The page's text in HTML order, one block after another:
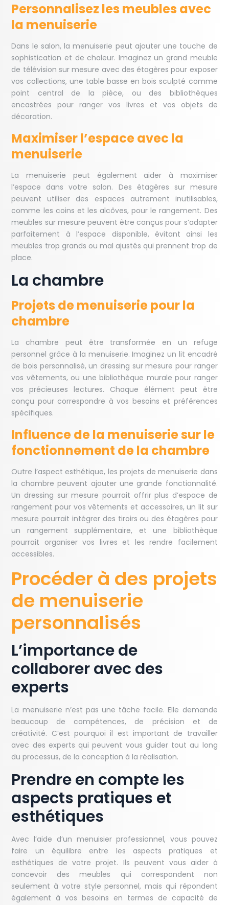
Personnalisez les meubles avec
la menuiserie
Dans le salon, la menuiserie peut ajouter une touche de
sophistication et de chaleur. Imaginez un grand meuble
de télévision sur mesure avec des étagères pour exposer
vos collections, une table basse en bois sculpté comme
point central de la pièce, ou des bibliothèques
encastrées pour ranger vos livres et vos objets de
décoration.
Maximiser l’espace avec la
menuiserie
La menuiserie peut également aider à maximiser
l’espace dans votre salon. Des étagères sur mesure
peuvent utiliser des espaces autrement inutilisables,
comme les coins et les alcôves, pour le rangement. Des
meubles sur mesure peuvent être conçus pour s’adapter
parfaitement à l’espace disponible, évitant ainsi les
meubles trop grands ou mal ajustés qui prennent trop de
place.
La chambre
Projets de menuiserie pour la
chambre
La chambre peut être transformée en un refuge
personnel grâce à la menuiserie. Imaginez un lit encadré
de bois personnalisé, un dressing sur mesure pour ranger
vos vêtements, ou une bibliothèque murale pour ranger
vos précieuses lectures. Chaque élément peut être
conçu pour correspondre à vos besoins et préférences
spécifiques.
Influence de la menuiserie sur le
fonctionnement de la chambre
Outre l’aspect esthétique, les projets de menuiserie dans
la chambre peuvent ajouter une grande fonctionnalité.
Un dressing sur mesure pourrait offrir plus d’espace de
rangement pour vos vêtements et accessoires, un lit sur
mesure pourrait intégrer des tiroirs ou des étagères pour
un rangement supplémentaire, et une bibliothèque
pourrait organiser vos livres et les rendre facilement
accessibles.
Procéder à des projets
de menuiserie
personnalisés
L’importance de
collaborer avec des
experts
La menuiserie n’est pas une tâche facile. Elle demande
beaucoup de compétences, de précision et de
créativité. C’est pourquoi il est important de travailler
avec des experts qui peuvent vous guider tout au long
du processus, de la conception à la réalisation.
Prendre en compte les
aspects pratiques et
esthétiques
Avec l’aide d’un menuisier professionnel, vous pouvez
faire un équilibre entre les aspects pratiques et
esthétiques de votre projet. Ils peuvent vous aider à
concevoir des meubles qui correspondent non
seulement à votre style personnel, mais qui répondent
également à vos besoins en termes de capacité de